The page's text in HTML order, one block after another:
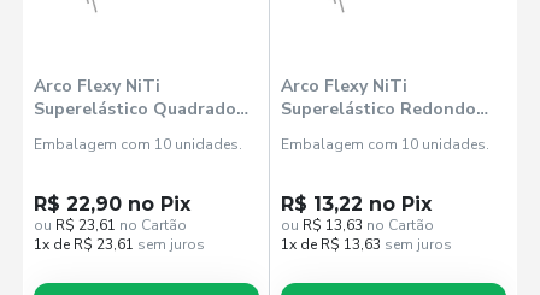
Arco Flexy NiTi
Superelástico Quadrado
- Orthometric
Embalagem com 10 unidades.
R$ 22,90 no Pix
ou R$ 23,61 no Cartão
1x de R$ 23,61 sem juros
Arco Flexy NiTi
Superelástico Redondo
Orthometric
Embalagem com 10 unidades.
R$ 13,22 no Pix
ou R$ 13,63 no Cartão
1x de R$ 13,63 sem juros